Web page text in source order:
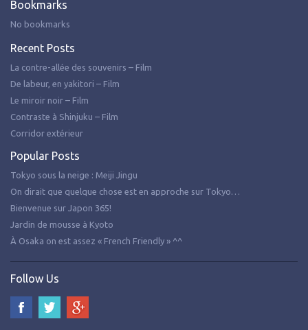
Bookmarks
No bookmarks
Recent Posts
La contre-allée des souvenirs – Film
De labeur, en yakitori – Film
Le miroir noir – Film
Contraste à Shinjuku – Film
Corridor extérieur
Popular Posts
Tokyo sous la neige : Meiji Jingu
On dirait que quelque chose est en approche sur Tokyo…
Bienvenue sur Japon 365!
Jardin de mousse à Kyoto
À Osaka on est assez « French Friendly » ^^
Follow Us